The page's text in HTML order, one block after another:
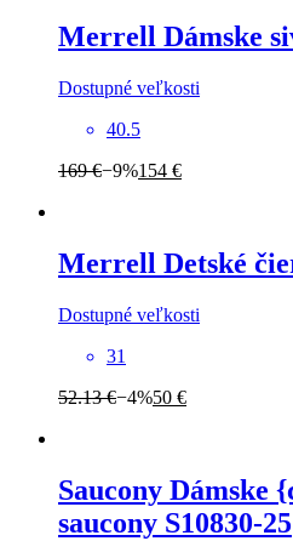
Merrell Dámske
Dostupné veľkosti
40.5
169 €−9%154 €
Merrell Detské
Dostupné veľkosti
31
52.13 €−4%50 €
Saucony Dámske
saucony S10830-25